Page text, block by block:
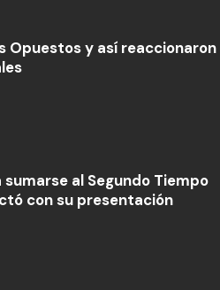
Opuestos y así reaccionaron
al Segundo Tiempo
con su presentación